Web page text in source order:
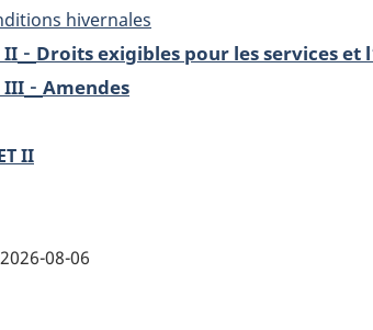
hivernales
II - Droits exigibles pour les services et
III - Amendes
II
2026-08-06